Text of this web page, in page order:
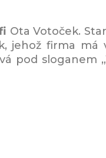
Ota Votoček.
jehož firma má
pod sloganem